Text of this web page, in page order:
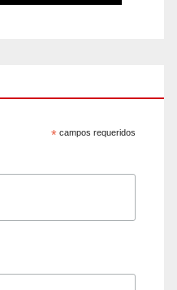
* campos requeridos